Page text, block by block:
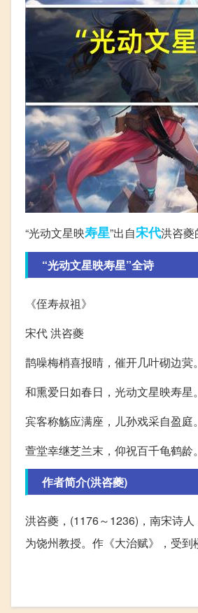
“光动文星映寿星”出自宋代洪咨夔
“光动文星映寿星”全诗
《侄寿叔祖》
宋代 洪咨夔
鹊噪梅梢喜报晴，催开几叶砌边蓂。
和熏爱日如春日，光动文星映寿星。
宾客称觞应满座，儿孙戏采自盈庭。
萱堂幸继芝兰末，仰祝百千龟鹤龄。
作者简介(洪咨夔)
洪咨夔，(1176～1236)，南宋诗
为饶州教授。作《大治赋》，受到